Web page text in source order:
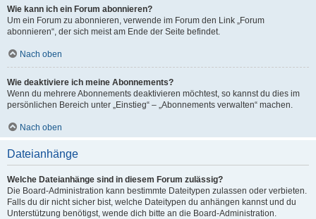
Wie kann ich ein Forum abonnieren?
Um ein Forum zu abonnieren, verwende im Forum den Link „Forum
abonnieren“, der sich meist am Ende der Seite befindet.
Nach oben
Wie deaktiviere ich meine Abonnements?
Wenn du mehrere Abonnements deaktivieren möchtest, so kannst du dies im
persönlichen Bereich unter „Einstieg“ – „Abonnements verwalten“ machen.
Nach oben
Dateianhänge
Welche Dateianhänge sind in diesem Forum zulässig?
Die Board-Administration kann bestimmte Dateitypen zulassen oder verbieten.
Falls du dir nicht sicher bist, welche Dateitypen du anhängen kannst und du
Unterstützung benötigst, wende dich bitte an die Board-Administration.